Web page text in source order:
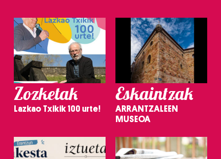
Zozketak
Lazkao Txikik 100 urte!
Eskaintzak
ARRANTZALEEN
MUSEOA